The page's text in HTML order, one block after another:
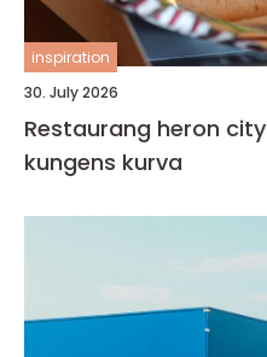
inspiration
30. July 2026
Restaurang heron city mat, sport och nöjen i
kungens kurva